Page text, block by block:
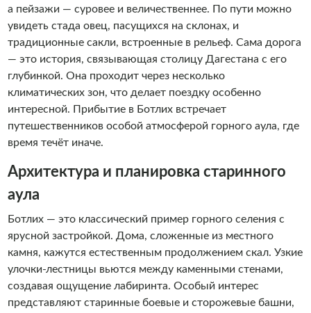
а пейзажи — суровее и величественнее. По пути можно
увидеть стада овец, пасущихся на склонах, и
традиционные сакли, встроенные в рельеф. Сама дорога
— это история, связывающая столицу Дагестана с его
глубинкой. Она проходит через несколько
климатических зон, что делает поездку особенно
интересной. Прибытие в Ботлих встречает
путешественников особой атмосферой горного аула, где
время течёт иначе.
Архитектура и планировка старинного
аула
Ботлих — это классический пример горного селения с
ярусной застройкой. Дома, сложенные из местного
камня, кажутся естественным продолжением скал. Узкие
улочки-лестницы вьются между каменными стенами,
создавая ощущение лабиринта. Особый интерес
представляют старинные боевые и сторожевые башни,